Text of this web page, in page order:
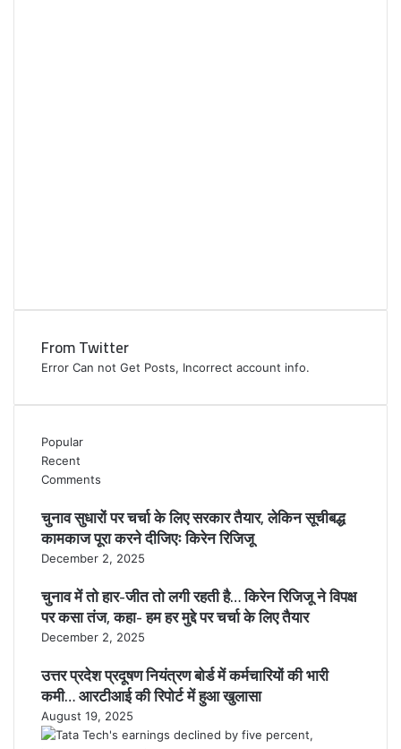
From Twitter
Error Can not Get Posts, Incorrect account info.
Popular
Recent
Comments
चुनाव सुधारों पर चर्चा के लिए सरकार तैयार, लेकिन सूचीबद्ध
कामकाज पूरा करने दीजिएः किरेन रिजिजू
December 2, 2025
चुनाव में तो हार-जीत तो लगी रहती है… किरेन रिजिजू ने विपक्ष
पर कसा तंज, कहा- हम हर मुद्दे पर चर्चा के लिए तैयार
December 2, 2025
उत्तर प्रदेश प्रदूषण नियंत्रण बोर्ड में कर्मचारियों की भारी
कमी… आरटीआई की रिपोर्ट में हुआ खुलासा
August 19, 2025